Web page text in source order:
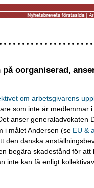
oorganiserad,
om arbetsgivarens
som inte är medlemmar i
anser generaladvokaten
i målet Andersen (se EU &
den danska
begära skadestånd för att
inte kan få enligt